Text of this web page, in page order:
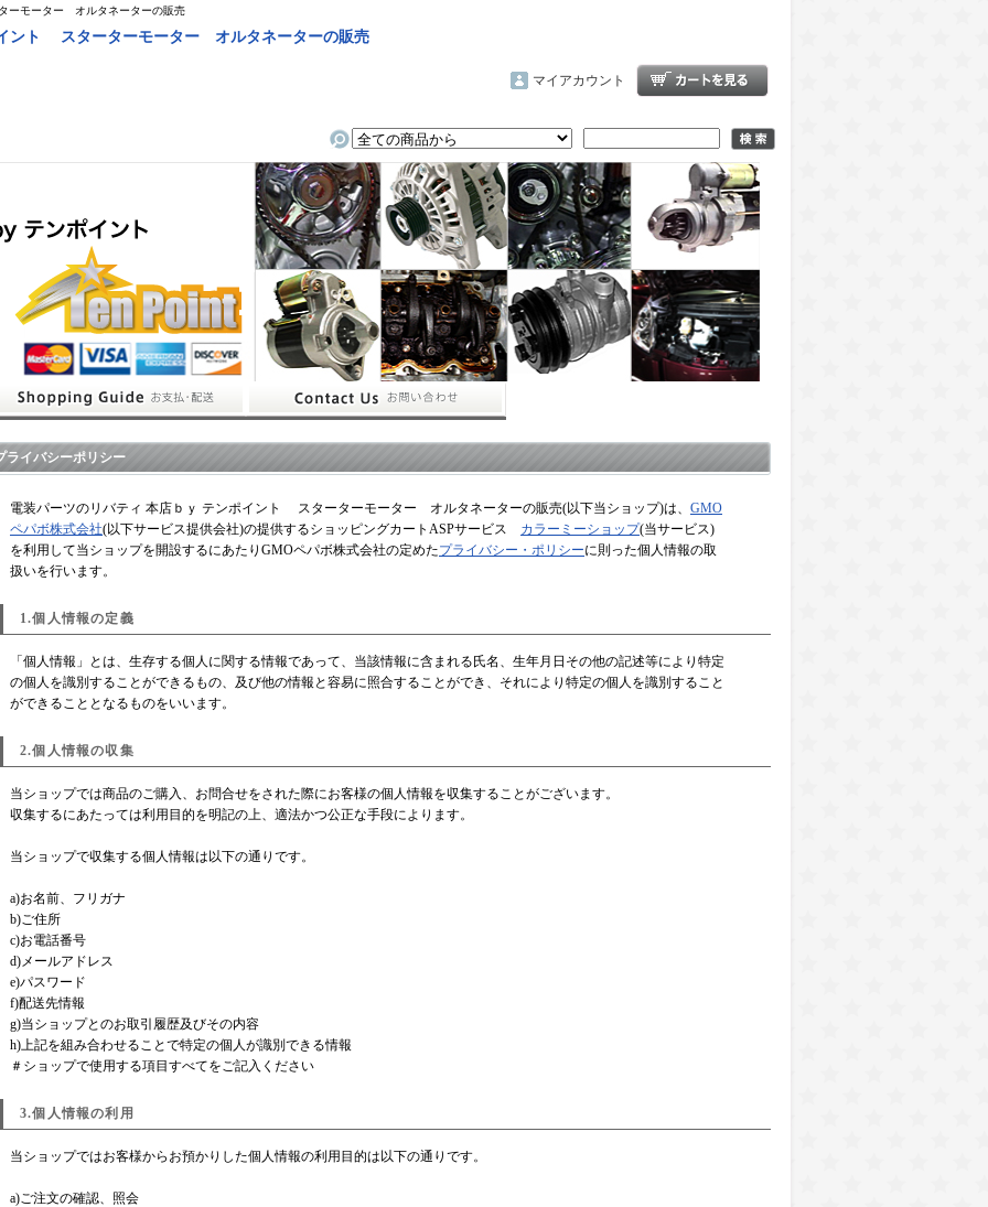
ーモーター オルタネーターの販売
ント スターターモーター オルタネーターの販売
マイアカウント
ライバシーポリシー
電装パーツのリバティ 本店ｂｙ テンポイント スターターモーター オルタネーターの販売(以下当ショップ)は、 GMO
ペパボ株式会社(以下サービス提供会社)の提供するショッピングカートASPサービス カラーミーショップ(当サービス)
を利用して当ショップを開設するにあたりGMOペパボ株式会社の定めたプライバシー・ポリシーに則った個人情報の取
扱いを行います。
1.個人情報の定義
「個人情報」とは、生存する個人に関する情報であって、当該情報に含まれる氏名、生年月日その他の記述等により特定
の個人を識別することができるもの、及び他の情報と容易に照合することができ、それにより特定の個人を識別すること
ができることとなるものをいいます。
2.個人情報の収集
当ショップでは商品のご購入、お問合せをされた際にお客様の個人情報を収集することがございます。
収集するにあたっては利用目的を明記の上、適法かつ公正な手段によります。
当ショップで収集する個人情報は以下の通りです。
a)お名前、フリガナ
b)ご住所
c)お電話番号
d)メールアドレス
e)パスワード
f)配送先情報
g)当ショップとのお取引履歴及びその内容
h)上記を組み合わせることで特定の個人が識別できる情報
＃ショップで使用する項目すべてをご記入ください
3.個人情報の利用
当ショップではお客様からお預かりした個人情報の利用目的は以下の通りです。
a)ご注文の確認、照会